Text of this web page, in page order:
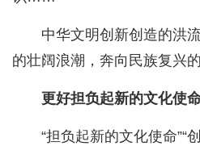
中华文明创新创造的洪
的壮阔浪潮，奔向民族复兴
更好担负起新的文化使
“担负起新的文化使命”“